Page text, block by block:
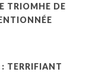
TRIOMHE DE
TERRIFIANT